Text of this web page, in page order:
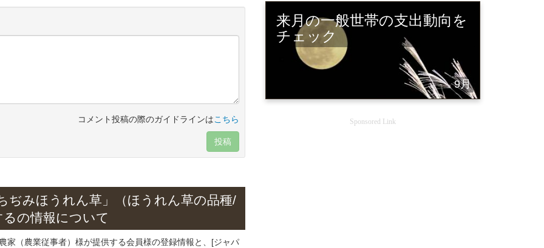
コメント投稿の際のガイドラインはこちら
投稿
ぢみほうれん草」 （ほうれん草の品種/
の情報について
家（農業従事者）様が提供する会員様の登録情報と、[ジャパ
来月の一般世帯の支出動向を
チェック
9月
Sponsored Link